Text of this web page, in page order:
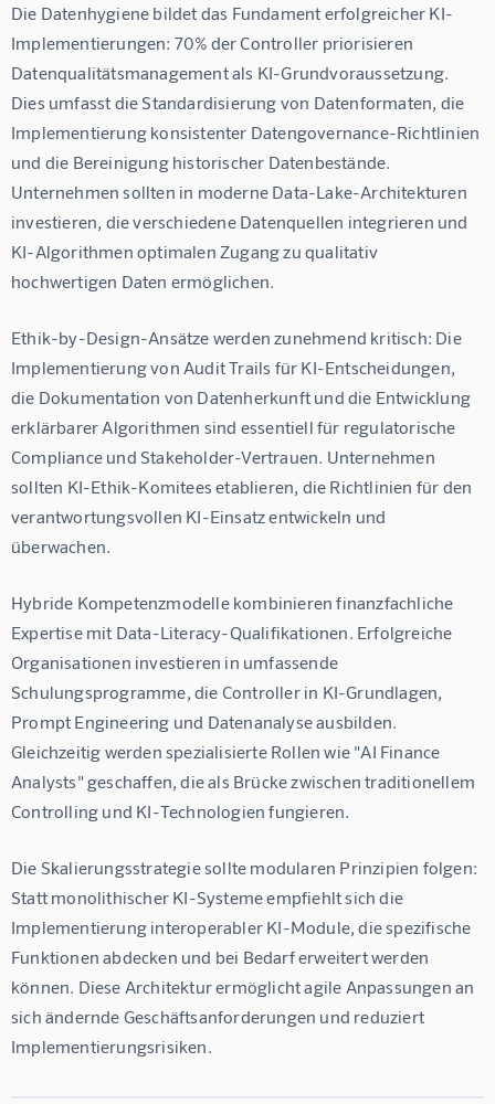
Die Datenhygiene bildet das Fundament erfolgreicher KI-
Implementierungen: 70% der Controller priorisieren
Datenqualitätsmanagement als KI-Grundvoraussetzung.
Dies umfasst die Standardisierung von Datenformaten, die
Implementierung konsistenter Datengovernance-Richtlinien
und die Bereinigung historischer Datenbestände.
Unternehmen sollten in moderne Data-Lake-Architekturen
investieren, die verschiedene Datenquellen integrieren und
KI-Algorithmen optimalen Zugang zu qualitativ
hochwertigen Daten ermöglichen.
Ethik-by-Design-Ansätze werden zunehmend kritisch: Die
Implementierung von Audit Trails für KI-Entscheidungen,
die Dokumentation von Datenherkunft und die Entwicklung
erklärbarer Algorithmen sind essentiell für regulatorische
Compliance und Stakeholder-Vertrauen. Unternehmen
sollten KI-Ethik-Komitees etablieren, die Richtlinien für den
verantwortungsvollen KI-Einsatz entwickeln und
überwachen.
Hybride Kompetenzmodelle kombinieren finanzfachliche
Expertise mit Data-Literacy-Qualifikationen. Erfolgreiche
Organisationen investieren in umfassende
Schulungsprogramme, die Controller in KI-Grundlagen,
Prompt Engineering und Datenanalyse ausbilden.
Gleichzeitig werden spezialisierte Rollen wie "AI Finance
Analysts" geschaffen, die als Brücke zwischen traditionellem
Controlling und KI-Technologien fungieren.
Die Skalierungsstrategie sollte modularen Prinzipien folgen:
Statt monolithischer KI-Systeme empfiehlt sich die
Implementierung interoperabler KI-Module, die spezifische
Funktionen abdecken und bei Bedarf erweitert werden
können. Diese Architektur ermöglicht agile Anpassungen an
sich ändernde Geschäftsanforderungen und reduziert
Implementierungsrisiken.